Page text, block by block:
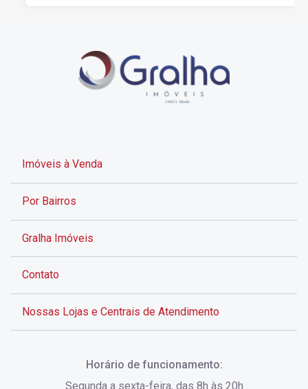
Imóveis à Venda
Por Bairros
Gralha Imóveis
Contato
Nossas Lojas e Centrais de Atendimento
Horário de funcionamento:
Segunda a sexta-feira, das 8h às 20h